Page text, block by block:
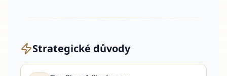
Strategické důvody